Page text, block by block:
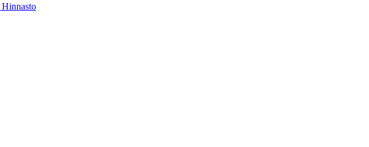
Hinnasto